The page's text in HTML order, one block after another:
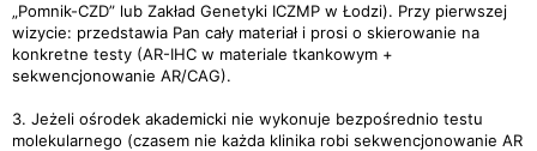
„Pomnik-CZD” lub Zakład Genetyki ICZMP w Łodzi). Przy pierwszej
wizycie: przedstawia Pan cały materiał i prosi o skierowanie na
konkretne testy (AR-IHC w materiale tkankowym +
sekwencjonowanie AR/CAG).
3. Jeżeli ośrodek akademicki nie wykonuje bezpośrednio testu
molekularnego (czasem nie każda klinika robi sekwencjonowanie AR